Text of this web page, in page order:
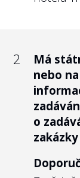
Zároveň
Nejlépe
Pokud
firmy,
2
Má
nebo
o